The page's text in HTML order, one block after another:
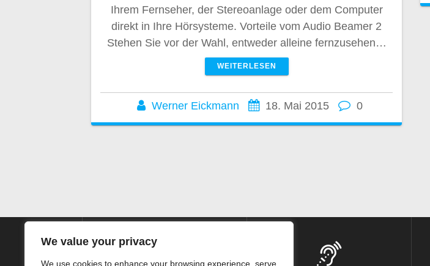
We value your privacy
We use cookies to enhance your browsing experience, serve
Ihrem Fernseher, der Stereoanlage oder dem Computer
direkt in Ihre Hörsysteme. Vorteile vom Audio Beamer 2
Stehen Sie vor der Wahl, entweder alleine fernzusehen…
WEITERLESEN
Werner Eickmann 18. Mai 2015 0